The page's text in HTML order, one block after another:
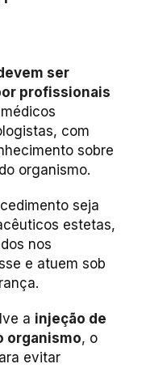
ser
profissionais
com
sobre
organismo.
seja
estetas,
nos
e atuem sob
a injeção de
organismo, o
evitar